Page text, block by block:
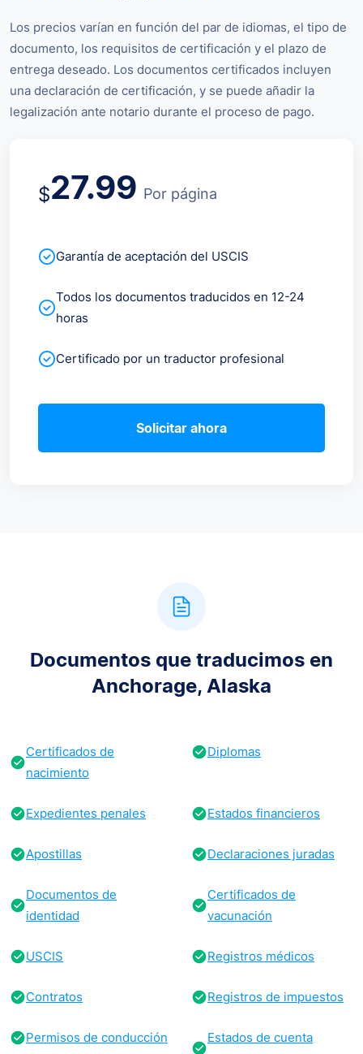
Los precios varían en función del par de idiomas, el tipo de
documento, los requisitos de certificación y el plazo de
entrega deseado. Los documentos certificados incluyen
una declaración de certificación, y se puede añadir la
legalización ante notario durante el proceso de pago.
$27.99 Por página
Garantía de aceptación del USCIS
Todos los documentos traducidos en 12-24
horas
Certificado por un traductor profesional
Solicitar ahora
Documentos que traducimos en
Anchorage, Alaska
Certificados de
nacimiento
Diplomas
Expedientes penales Estados financieros
Apostillas Declaraciones juradas
Documentos de
identidad
Certificados de
vacunación
USCIS Registros médicos
Contratos Registros de impuestos
Permisos de conducción
Estados de cuenta